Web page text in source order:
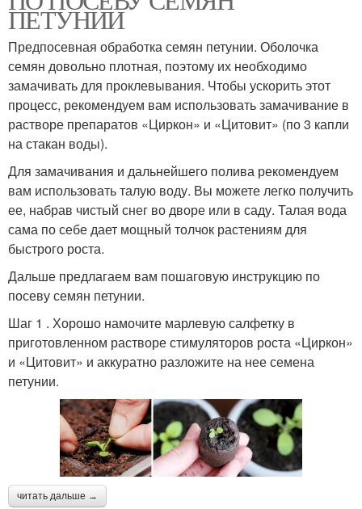
ПЕТУНИИ
Предпосевная обработка семян петунии. Оболочка
семян довольно плотная, поэтому их необходимо
замачивать для проклевывания. Чтобы ускорить этот
процесс, рекомендуем вам использовать замачивание в
растворе препаратов «Циркон» и «Цитовит» (по 3 капли
на стакан воды).
Для замачивания и дальнейшего полива рекомендуем
вам использовать талую воду. Вы можете легко получить
ее, набрав чистый снег во дворе или в саду. Талая вода
сама по себе дает мощный толчок растениям для
быстрого роста.
Дальше предлагаем вам пошаговую инструкцию по
посеву семян петунии.
Шаг 1 . Хорошо намочите марлевую салфетку в
приготовленном растворе стимуляторов роста «Циркон»
и «Цитовит» и аккуратно разложите на нее семена
петунии.
читать дальше →